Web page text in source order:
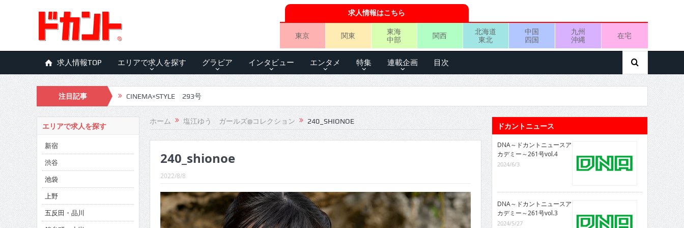
求人情報はこちら
東京 関東
東海
中部
関西
北海道
東北
中国
四国
九州
沖縄
在宅
求人情報TOP エリアで求人を探す グラビア インタビュー エンタメ 特集 連載企画 目次
注目記事 CINEMA×STYLE 293号
CINEMA×STYLE 292号
CINEMA×STYLE 291号
CINEMA×STYLE 290号
CINEMA×STYLE 289号
CINEMA×STYLE 288号
CINEMA×STYLE 287号
ホーム 塩江ゆう ガールズ@コレクション 240_SHIONOE
240_shionoe
2022/8/8
エリアで求人を探す
新宿
渋谷
池袋
上野
五反田・品川
ドカントニュース
DNA～ドカントニュースア
カデミー～261号vol.4
2024/6/3
DNA～ドカントニュースア
カデミー～261号vol.3
2024/5/27